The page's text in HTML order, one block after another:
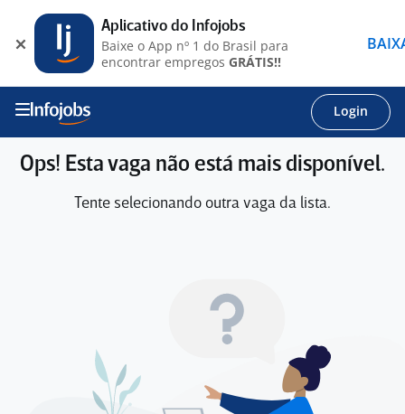
Login
Ops! Esta vaga não está mais disponível.
Tente selecionando outra vaga da lista.
Aplicativo do Infojobs
Baixe o App nº 1 do Brasil para
encontrar empregos GRÁTIS!!